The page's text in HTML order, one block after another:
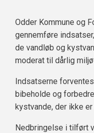
Odder Kommune og
gennemføre
de vandløb og
moderat til dårlig
Indsatserne
bibeholde og
kystvande, der ikke
Nedbringelse i tilført